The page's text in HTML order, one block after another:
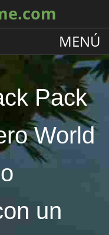
MENÚ
Pack
World
un